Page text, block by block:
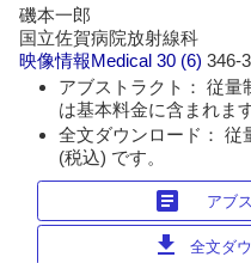
磯本一郎
国立佐賀病院放射線科
映像情報Medical 30 (6)346-
アブストラクト： 従量
は基本料金に含まれます
全文ダウンロード： 従
(税込) です。
article アブ
download 全文ダ